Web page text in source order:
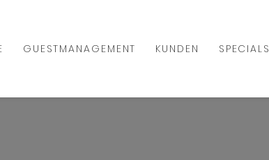
GUESTMANAGEMENT KUNDEN SPECIALS